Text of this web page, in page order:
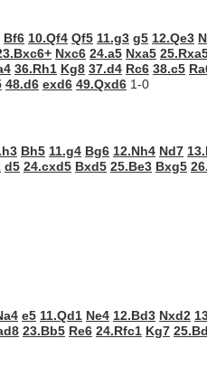
Bf6 10.Qf4 Qf5 11.g3 g5 12.Qe3
Nxc6 24.a5 Nxa5
36.Rh1 Kg8 37.d4 Rc6 38.c5
48.d6 exd6 49.Qxd6 1-0
Bh5 11.g4 Bg6 12.Nh4 Nd7
d5 24.cxd5 Bxd5 25.Be3 Bxg5
e5 11.Qd1 Ne4 12.Bd3 Nxd2
23.Bb5 Re6 24.Rfc1 Kg7